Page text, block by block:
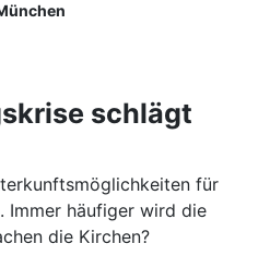
schlägt
für
Immer häufiger wird die
die Kirchen?